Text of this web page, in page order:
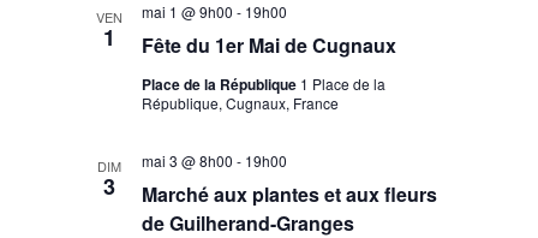
VEN
1 Fête du 1er Mai de Cugnaux
mai 1 @ 9h00 - 19h00
Place de la République 1 Place de la
République, Cugnaux, France
DIM
3
Marché aux plantes et aux fleurs
de Guilherand-Granges
mai 3 @ 8h00 - 19h00